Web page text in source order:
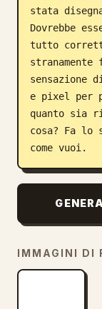
Aggiornamenti
stata
Dovrebbe
tutto
sensazione
e pixel per
quanto sia
cosa? Fa lo
come vuoi.
IMMAGINI DI